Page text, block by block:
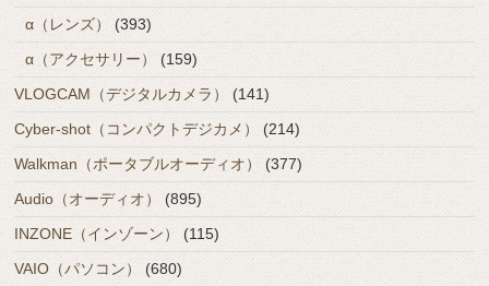
α（レンズ）
(393)
α（アクセサリー）
(159)
VLOGCAM（デジタルカメラ）
(141)
Cyber-shot（コンパクトデジカメ）
(214)
Walkman（ポータブルオーディオ）
(377)
Audio（オーディオ）
(895)
INZONE（インゾーン）
(115)
VAIO（パソコン）
(680)